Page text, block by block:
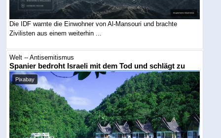
Die IDF warnte die Einwohner von Al-Mansouri und brachte
Zivilisten aus einem weiterhin ...
Welt -- Antisemitismus
Spanier bedroht Israeli mit dem Tod und schlägt zu
Pixabay